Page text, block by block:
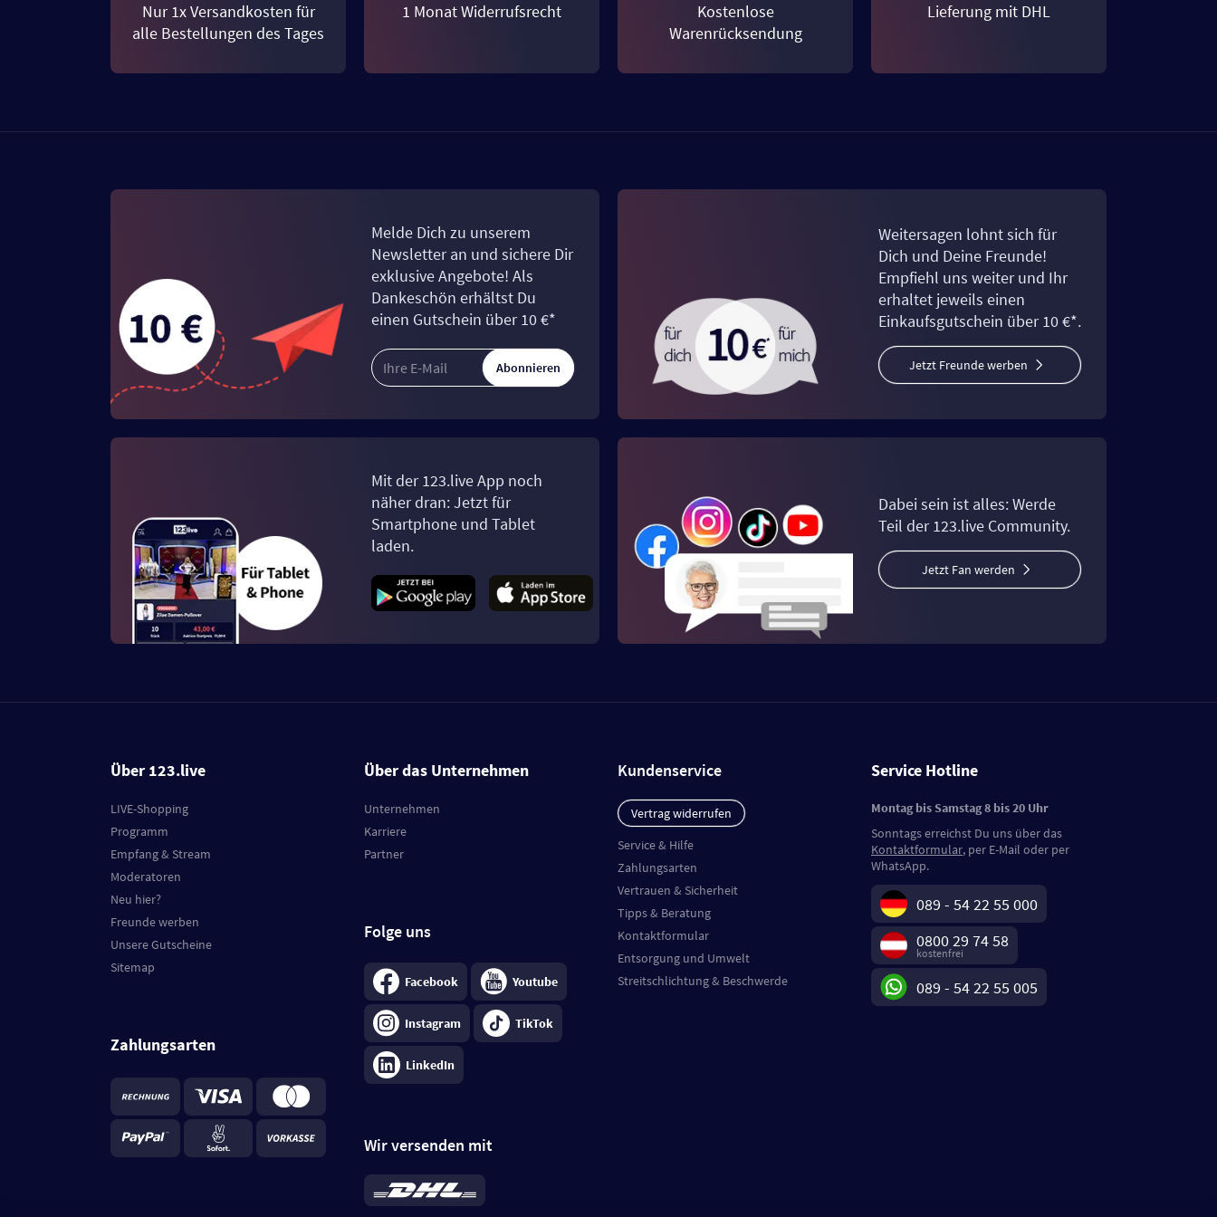
Nur 1x Versandkosten für
alle Bestellungen des Tages
1 Monat Widerrufsrecht
Kostenlose
Warenrücksendung
Lieferung mit DHL
Melde Dich zu unserem
Newsletter an und sichere Dir
exklusive Angebote! Als
Dankeschön erhältst Du
einen Gutschein über 10 €*
Abonnieren
Weitersagen lohnt sich für
Dich und Deine Freunde!
Empfiehl uns weiter und Ihr
erhaltet jeweils einen
Einkaufsgutschein über 10 €*.
Jetzt Freunde werben
Mit der 123.live App noch
näher dran: Jetzt für
Smartphone und Tablet
laden.
Dabei sein ist alles: Werde
Teil der 123.live Community.
Jetzt Fan werden
Über 123.live
LIVE-Shopping
Programm
Empfang & Stream
Moderatoren
Neu hier?
Freunde werben
Unsere Gutscheine
Sitemap
Zahlungsarten
Über das Unternehmen
Unternehmen
Karriere
Partner
Folge uns
Facebook Youtube
Instagram TikTok
LinkedIn
Wir versenden mit
Kundenservice
Vertrag widerrufen
Service & Hilfe
Zahlungsarten
Vertrauen & Sicherheit
Tipps & Beratung
Kontaktformular
Entsorgung und Umwelt
Streitschlichtung & Beschwerde
Service Hotline
Montag bis Samstag 8 bis 20 Uhr
Sonntags erreichst Du uns über das
Kontaktformular, per E-Mail oder per
WhatsApp.
089 - 54 22 55 000
0800 29 74 58
kostenfrei
089 - 54 22 55 005